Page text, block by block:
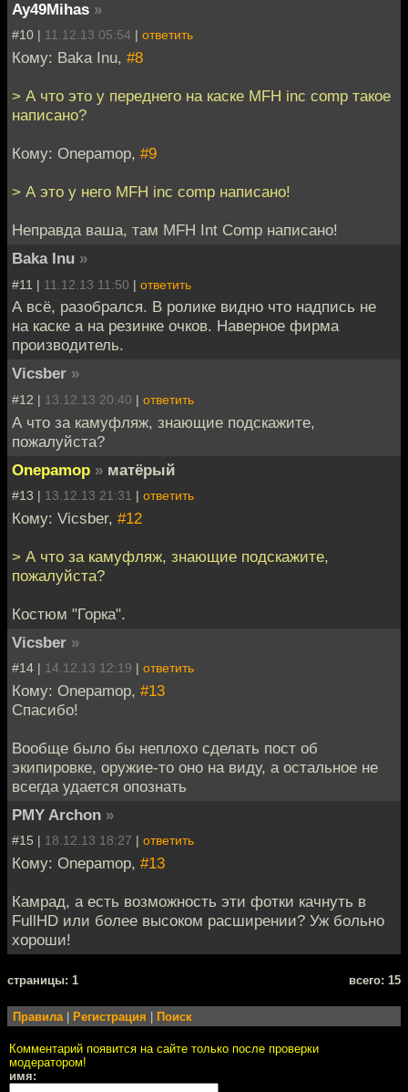
Ay49Mihas »
#10 | 11.12.13 05:54 | ответить
Кому: Baka Inu, #8
> А что это у переднего на каске MFH inc comp такое
написано?
Кому: Onepamop, #9
> А это у него MFH inc comp написано!
Неправда ваша, там MFH Int Comp написано!
Baka Inu »
#11 | 11.12.13 11:50 | ответить
А всё, разобрался. В ролике видно что надпись не
на каске а на резинке очков. Наверное фирма
производитель.
Vicsber »
#12 | 13.12.13 20:40 | ответить
А что за камуфляж, знающие подскажите,
пожалуйста?
Onepamop » матёрый
#13 | 13.12.13 21:31 | ответить
Кому: Vicsber, #12
> А что за камуфляж, знающие подскажите,
пожалуйста?
Костюм "Горка".
Vicsber »
#14 | 14.12.13 12:19 | ответить
Кому: Onepamop, #13
Спасибо!
Вообще было бы неплохо сделать пост об
экипировке, оружие-то оно на виду, а остальное не
всегда удается опознать
PMY Archon »
#15 | 18.12.13 18:27 | ответить
Кому: Onepamop, #13
Камрад, а есть возможность эти фотки качнуть в
FullHD или более высоком расширении? Уж больно
хороши!
cтраницы: 1 всего: 15
Правила | Регистрация | Поиск
Комментарий появится на сайте только после проверки
модератором!
имя: